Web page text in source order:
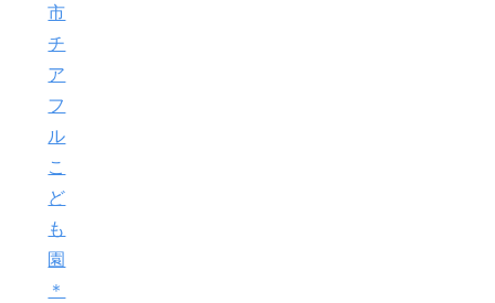
市
チ
ア
フ
ル
こ
ど
も
園
＊